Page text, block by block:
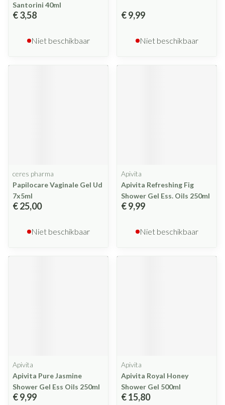
Santorini 40ml
€ 3,58
Niet beschikbaar
€ 9,99
Niet beschikbaar
ceres pharma
Papilocare Vaginale Gel Ud
7x5ml
€ 25,00
Niet beschikbaar
Apivita
Apivita Refreshing Fig
Shower Gel Ess. Oils 250ml
€ 9,99
Niet beschikbaar
Apivita
Apivita Pure Jasmine
Shower Gel Ess Oils 250ml
€ 9,99
Apivita
Apivita Royal Honey
Shower Gel 500ml
€ 15,80